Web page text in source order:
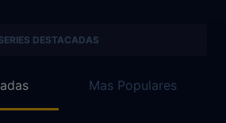
DESTACADAS
Mas Populares